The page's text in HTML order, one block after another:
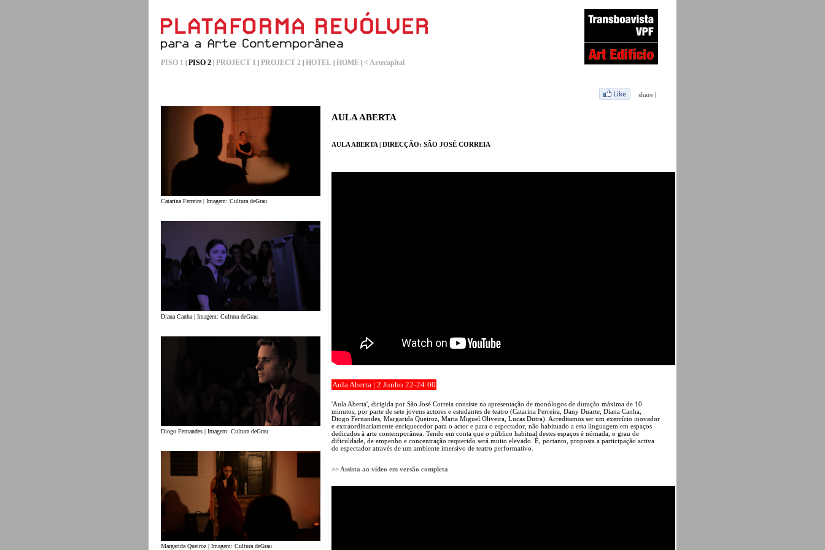
PISO 1 | PISO 2 | PROJECT 1 | PROJECT 2 | HOTEL | HOME | < Artecapital
Catarina Ferreira | Imagem: Cultura deGrau
Diana Canha | Imagem: Cultura deGrau
Diogo Fernandes | Imagem: Cultura deGrau
Margarida Queiroz | Imagem: Cultura deGrau
share |
AULA ABERTA
AULA ABERTA | DIRECÇÃO: SÃO JOSÉ CORREIA
Aula Aberta | 2 Junho 22-24:00
'Aula Aberta', dirigida por São José Correia consiste na apresentação de monólogos de duração máxima de 10
minutos, por parte de sete jovens actores e estudantes de teatro (Catarina Ferreira, Dany Duarte, Diana Canha,
Diogo Fernandes, Margarida Queiroz, Maria Miguel Oliveira, Lucas Dutra). Acreditamos ser um exercício inovador
e extraordinariamente enriquecedor para o actor e para o espectador, não habituado a esta linguagem em espaços
dedicados à arte contemporânea. Tendo em conta que o público habitual destes espaços é nómada, o grau de
dificuldade, de empenho e concentração requerido será muito elevado. É, portanto, proposta a participação activa
do espectador através de um ambiente imersivo de teatro performativo.
>> Assista ao vídeo em versão completa